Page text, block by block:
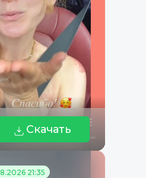
Скачать
21:35